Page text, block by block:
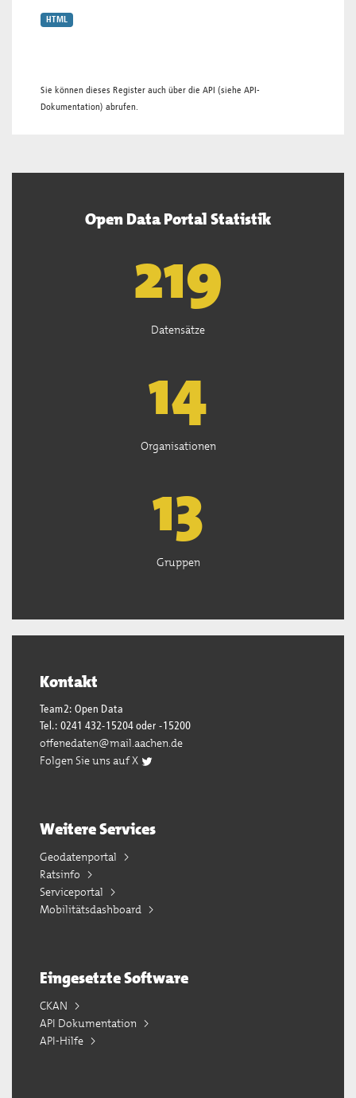
HTML
Sie können dieses Register auch über die API (siehe API-
Dokumentation) abrufen.
Open Data Portal Statistik
221
Datensätze
15
Organisationen
13
Gruppen
Kontakt
Team2: Open Data
Tel.: 0241 432-15204 oder -15200
offenedaten@mail.aachen.de
Folgen Sie uns auf X
Weitere Services
Geodatenportal
Ratsinfo
Serviceportal
Mobilitätsdashboard
Eingesetzte Software
CKAN
API Dokumentation
API-Hilfe